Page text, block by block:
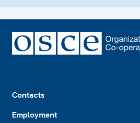
Contacts
Employment